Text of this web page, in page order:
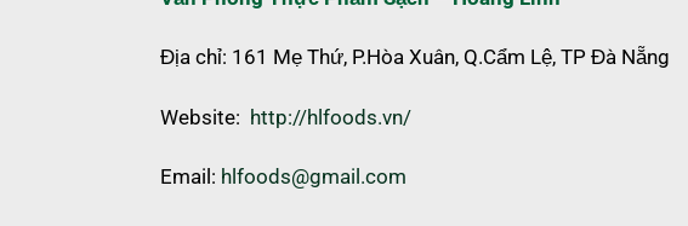
Địa chỉ: 161 Mẹ Thứ, P.Hòa Xuân, Q.Cẩm Lệ, TP Đà Nẵng
Website: http://hlfoods.vn/
Email: hlfoods@gmail.com